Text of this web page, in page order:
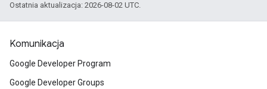
Ostatnia aktualizacja: 2026-08-02 UTC.
Komunikacja
Google Developer Program
Google Developer Groups